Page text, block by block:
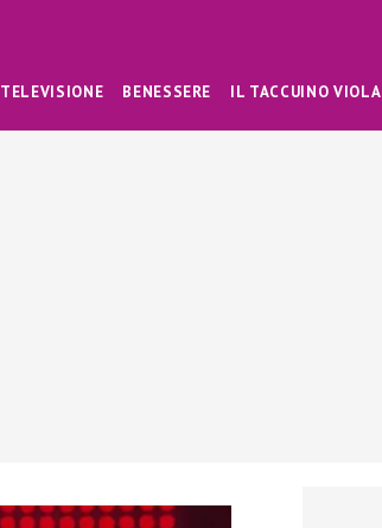
TELEVISIONE BENESSERE IL TACCUINO VIOLA